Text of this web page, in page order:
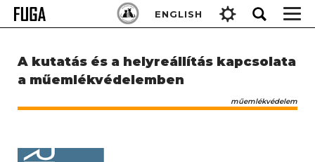
Skip
ENGLISH
Keresés:
A kutatás és a helyreállítás kapcsolata
a műemlékvédelemben
műemlékvédelem